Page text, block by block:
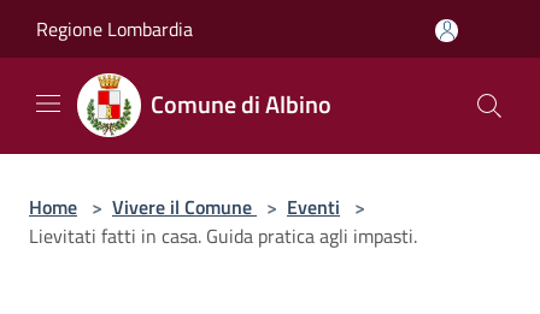
Regione Lombardia
Comune di Albino
Home > Vivere il Comune > Eventi >
Lievitati fatti in casa. Guida pratica agli impasti.